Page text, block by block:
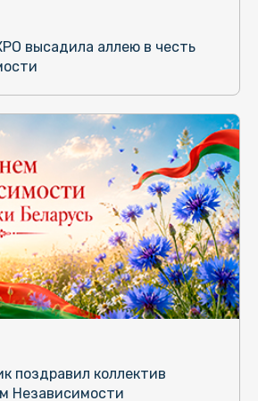
высадила аллею в честь
поздравил коллектив
Независимости